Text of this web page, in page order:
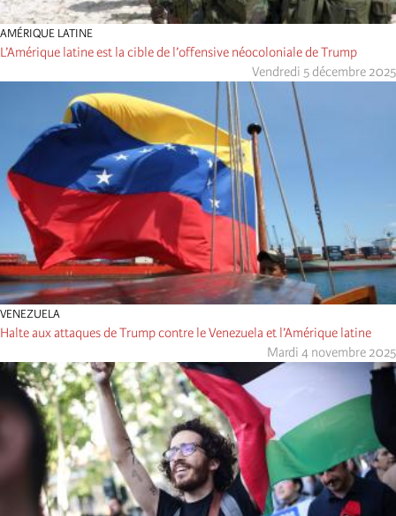
AMÉRIQUE LATINE
L’Amérique latine est la cible de l’offensive néocoloniale de Trump
Vendredi 5 décembre 2025
VENEZUELA
Halte aux attaques de Trump contre le Venezuela et l’Amérique latine
Mardi 4 novembre 2025